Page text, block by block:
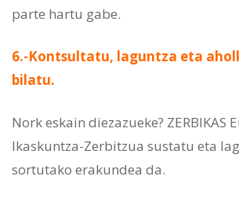
parte hartu gabe.
6.-Kontsultatu, laguntza eta
bilatu.
Nork eskain diezazueke? ZERBIKAS
Ikaskuntza-Zerbitzua sustatu eta
sortutako erakundea da.